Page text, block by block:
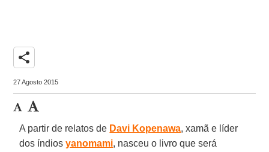
share
27 Agosto 2015
A partir de relatos de Davi Kopenawa, xamã e líder
dos índiosyanomami, nasceu o livro que será